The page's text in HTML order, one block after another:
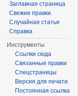
Заглавная страница
Свежие правки
Случайная статья
Справка
Инструменты
Ссылки сюда
Связанные правки
Спецстраницы
Версия для печати
Постоянная ссылка